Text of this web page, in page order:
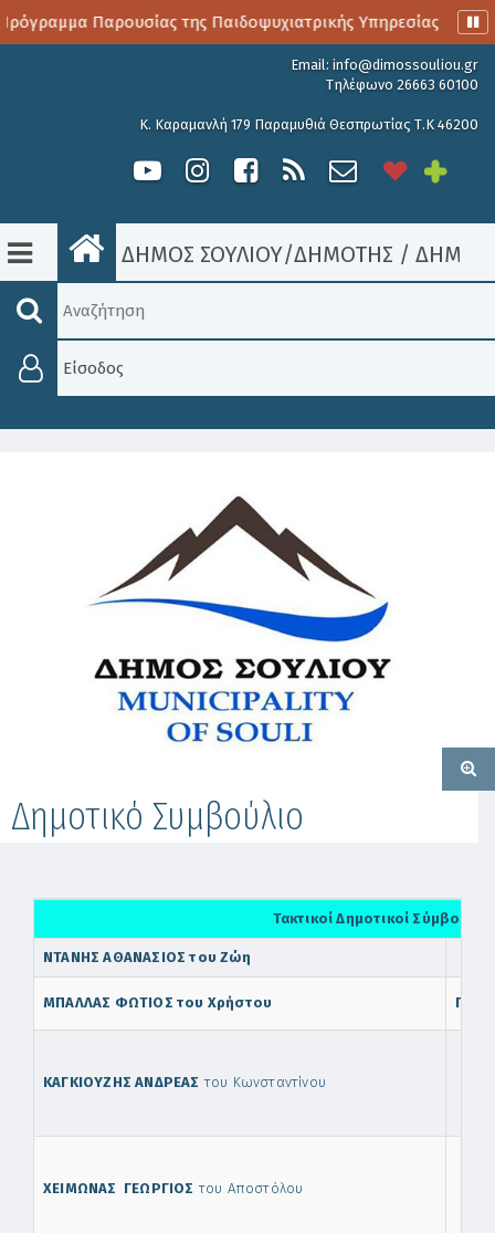
Παρουσίας της Παιδοψυχιατρικής Υπηρεσίας
Email: info@dimossouliou.gr
Τηλέφωνο 26663 60100
Κ. Καραμανλή 179 Παραμυθιά Θεσπρωτίας Τ.Κ 46200
ΔΗΜΟΣ ΣΟΥΛΙΟΥ/ΔΗΜΟΤΗΣ / ΔΉΜΟΣ
Είσοδος
Δημοτικό Συμβούλιο
Τακτικοί Δημοτικοί Σύμβουλοι
ΝΤΑΝΗΣ ΑΘΑΝΑΣΙΟΣ του Ζώη
ΜΠΑΛΛΑΣ ΦΩΤΙΟΣ του Χρήστου
ΚΑΓΚΙΟΥΖΗΣ ΑΝΔΡΕΑΣ του Κωνσταντίνου
ΧΕΙΜΩΝΑΣ ΓΕΩΡΓΙΟΣ του Αποστόλου